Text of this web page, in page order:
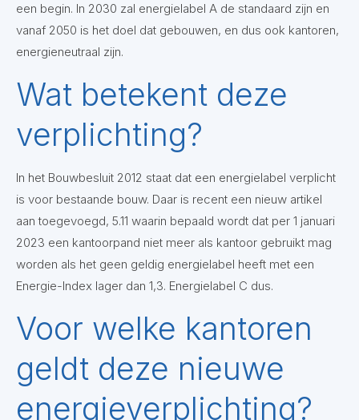
een begin. In 2030 zal energielabel A de standaard zijn en
vanaf 2050 is het doel dat gebouwen, en dus ook kantoren,
energieneutraal zijn.
Wat betekent deze
verplichting?
In het Bouwbesluit 2012 staat dat een energielabel verplicht
is voor bestaande bouw. Daar is recent een nieuw artikel
aan toegevoegd, 5.11 waarin bepaald wordt dat per 1 januari
2023 een kantoorpand niet meer als kantoor gebruikt mag
worden als het geen geldig energielabel heeft met een
Energie-Index lager dan 1,3. Energielabel C dus.
Voor welke kantoren
geldt deze nieuwe
energieverplichting?